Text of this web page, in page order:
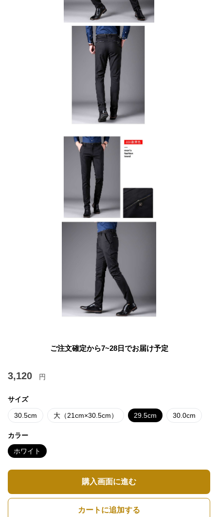
ご注文確定から7~28日でお届け予定
3,120 円
サイズ
30.5cm 大（21cm×30.5cm） 29.5cm 30.0cm
カラー
ホワイト
購入画面に進む
カートに追加する